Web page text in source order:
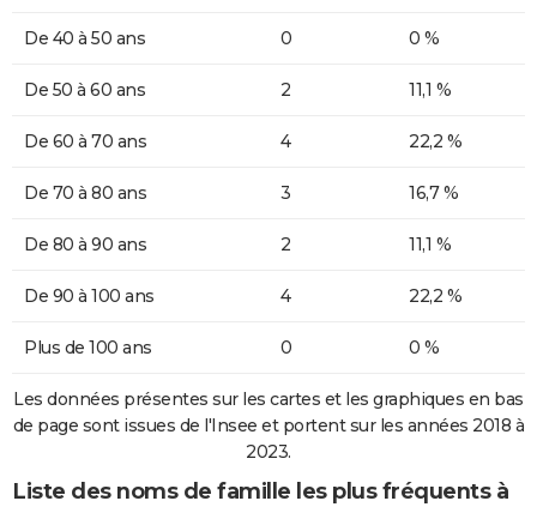
De 40 à 50 ans 0 0 %
De 50 à 60 ans 2 11,1 %
De 60 à 70 ans 4 22,2 %
De 70 à 80 ans 3 16,7 %
De 80 à 90 ans 2 11,1 %
De 90 à 100 ans 4 22,2 %
Plus de 100 ans 0 0 %
Les données présentes sur les cartes et les graphiques en bas
de page sont issues de l'Insee et portent sur les années 2018 à
2023.
Liste des noms de famille les plus fréquents à